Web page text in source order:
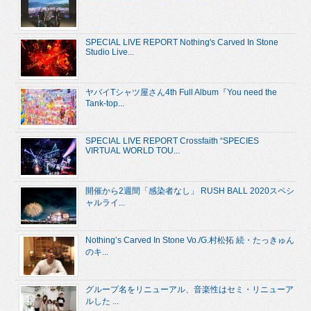
SPECIAL LIVE REPORT Nothing's Carved In Stone
Studio Live...
ヤバイTシャツ屋さん4th Full Album『You need the
Tank-top...
SPECIAL LIVE REPORT Crossfaith “SPECIES
VIRTUAL WORLD TOU...
開催から2週間「感染者なし」 RUSH BALL 2020スペシ
ャルライ...
Nothing’s Carved In Stone Vo./G.村松拓 続・たっきゅん
のキ...
グループ名をリニューアル、音楽性はセミ・リニューア
ルした ...